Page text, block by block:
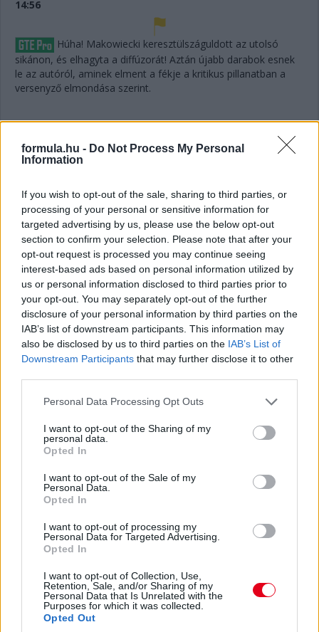
formula.hu - Do Not Process My Personal
Information
If you wish to opt-out of the sale, sharing to third parties, or
processing of your personal or sensitive information for
targeted advertising by us, please use the below opt-out
section to confirm your selection. Please note that after your
opt-out request is processed you may continue seeing
interest-based ads based on personal information utilized by
us or personal information disclosed to third parties prior to
your opt-out. You may separately opt-out of the further
disclosure of your personal information by third parties on the
IAB’s list of downstream participants. This information may
also be disclosed by us to third parties on the IAB’s List of
Downstream Participants that may further disclose it to other
Please note that this website/app uses one or more Google
not limited to your visit or usage behaviour. You may click to
grant or deny consent to Google and its third-party tags to
use your data for below specified purposes in below Google
consent section.
Personal Data Processing Opt Outs
I want to opt-out of the Sharing of my
personal data.
Opted In
I want to opt-out of the Sale of my
Personal Data.
Opted In
I want to opt-out of processing my
Personal Data for Targeted Advertising.
Opted In
I want to opt-out of Collection, Use,
Retention, Sale, and/or Sharing of my
Personal Data that Is Unrelated with the
Purposes for which it was collected.
Opted Out
14:56
Húha! Makowiecki keresztülszáguldott az utolsó
sikánon, és elhagyta a diffúzorát! Aztán újabb darabok esnek
le az autóról, aminek elment a fékje a kritikus pillanatban a
versenyző elmondása szerint.
14:53
A hátsó gumikat le tudták ugyan cserélni, de megint
ugrálni kellett az autón, mert az emelő, az bizony továbbra
14:53
Hajjajj... A #31-es kerékcserén. Vajon most sima
lesz?
14:46
A PR1 Mathiasen azóta sem jött ki, hivatalosan nem
estek ki, de semmi jele nincs annak, hogy ez az autó még
megmozdulna. Maradtak 45-en.
Egyre közelebb az eső. Egyre-egyre közelebb.
Akárhogy számolom, a két WRT-nek még két-két
kiállása lesz, hacsak nem jön egy hosszabb megszakítás,
Brundle hozza majd a célba a P2 5-6. helyéért
harcoló lengyel autót. Nagyon szép versenyt teljesített az
Inter Europol, minden elismerést megérdemelnek.